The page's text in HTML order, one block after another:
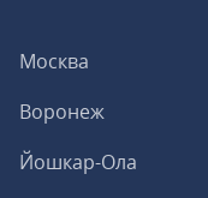
Москва
Воронеж
Йошкар-Ола